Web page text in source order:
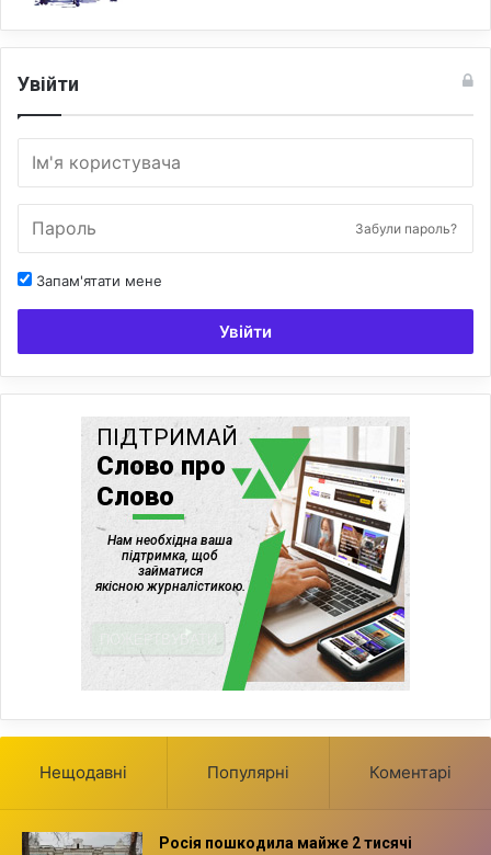
Увійти
Забули пароль?
Запам'ятати мене
Увійти
Нещодавні Популярні Коментарі
Росія пошкодила майже 2 тисячі